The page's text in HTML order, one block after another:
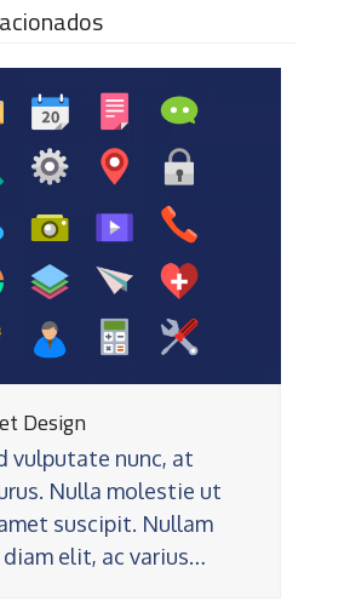
Design
vulputate nunc, at
Nulla molestie ut
suscipit. Nullam
elit, ac varius…